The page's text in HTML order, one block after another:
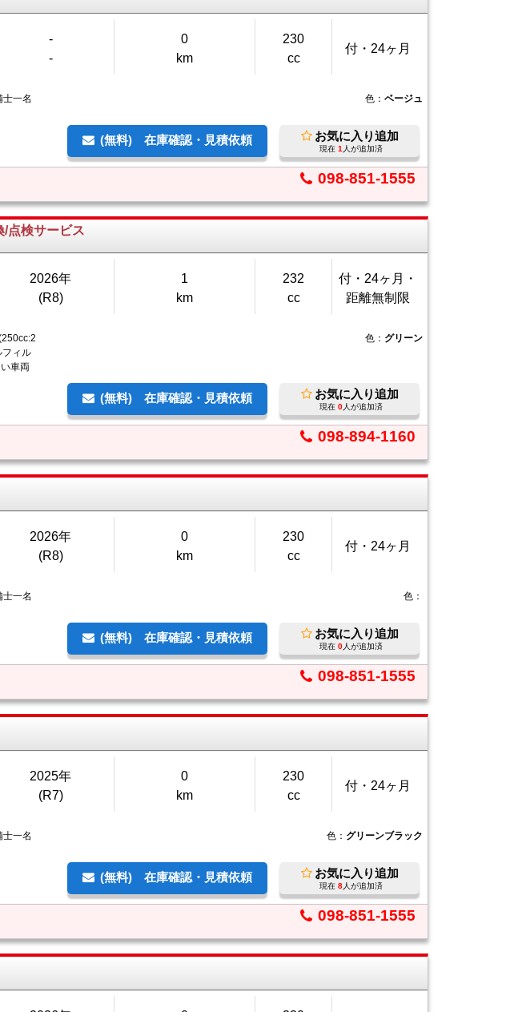
-
-
0
km
230
cc
付・24ヶ月
一名
色： ベージュ
(無料) 在庫確認・見積依頼 お気に入り追加
現在 1 人が追加済
098-851-1555
点検サービス
2026年
(R8)
1
km
232
cc
付・24ヶ月・
距離無制限
フィル
車両
色： グリーン
(無料) 在庫確認・見積依頼 お気に入り追加
現在 0人が追加済
098-894-1160
2026年
(R8)
0
km
230
cc
付・24ヶ月
一名
色：
(無料) 在庫確認・見積依頼 お気に入り追加
現在 0人が追加済
098-851-1555
2025年
(R7)
0
km
230
cc
付・24ヶ月
一名
色： グリーンブラック
(無料) 在庫確認・見積依頼 お気に入り追加
現在 8人が追加済
098-851-1555